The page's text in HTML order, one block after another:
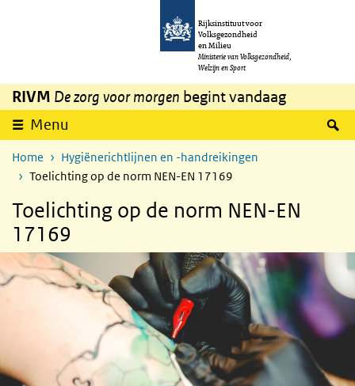
Overslaan en naar de inhoud gaan
Rijksinstituut voor
Volksgezondheid
en Milieu
Ministerie van Volksgezondheid,
Welzijn en Sport
RIVM De zorg voor morgen begint vandaag
Menu
Home
Hygiënerichtlijnen en -handreikingen
Toelichting op de norm NEN-EN 17169
Toelichting op de norm NEN-EN
17169